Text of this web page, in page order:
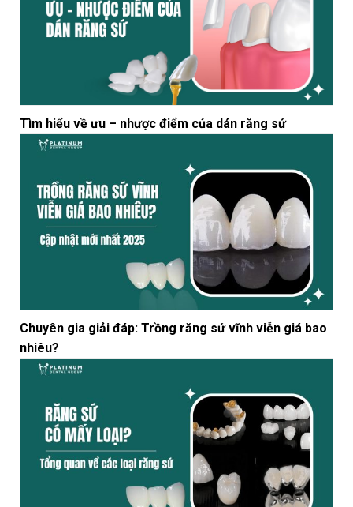
Tìm hiểu về ưu – nhược điểm của dán răng sứ
Chuyên gia giải đáp: Trồng răng sứ vĩnh viễn giá bao
nhiêu?